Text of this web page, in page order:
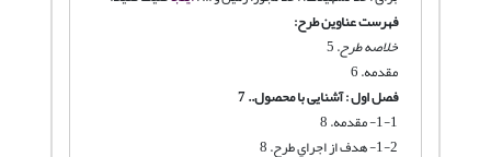
فهرست عناوین طرح:
خلاصه طرح. 5
مقدمه. 6
فصل اول : آشنایی با محصول.. 7
1-1- مقدمه. 8
1-2- هدف از اجراي طرح. 8